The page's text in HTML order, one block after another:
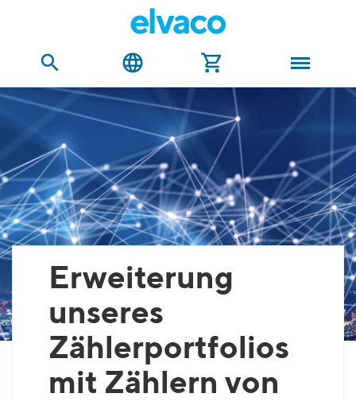
Erweiterung
unseres
Zählerportfolios
mit Zählern von